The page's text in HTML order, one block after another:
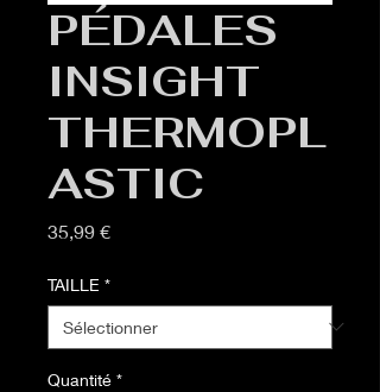
PÉDALES
INSIGHT
THERMOPL
ASTIC
35,99 €Prix
TAILLE *
Quantité *